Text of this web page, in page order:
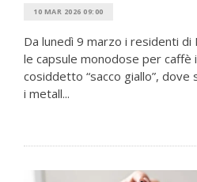
10 MAR 2026 09:00
Da lunedì 9 marzo i residenti
le capsule monodose per caffè
cosiddetto “sacco giallo”, dove
i metall...